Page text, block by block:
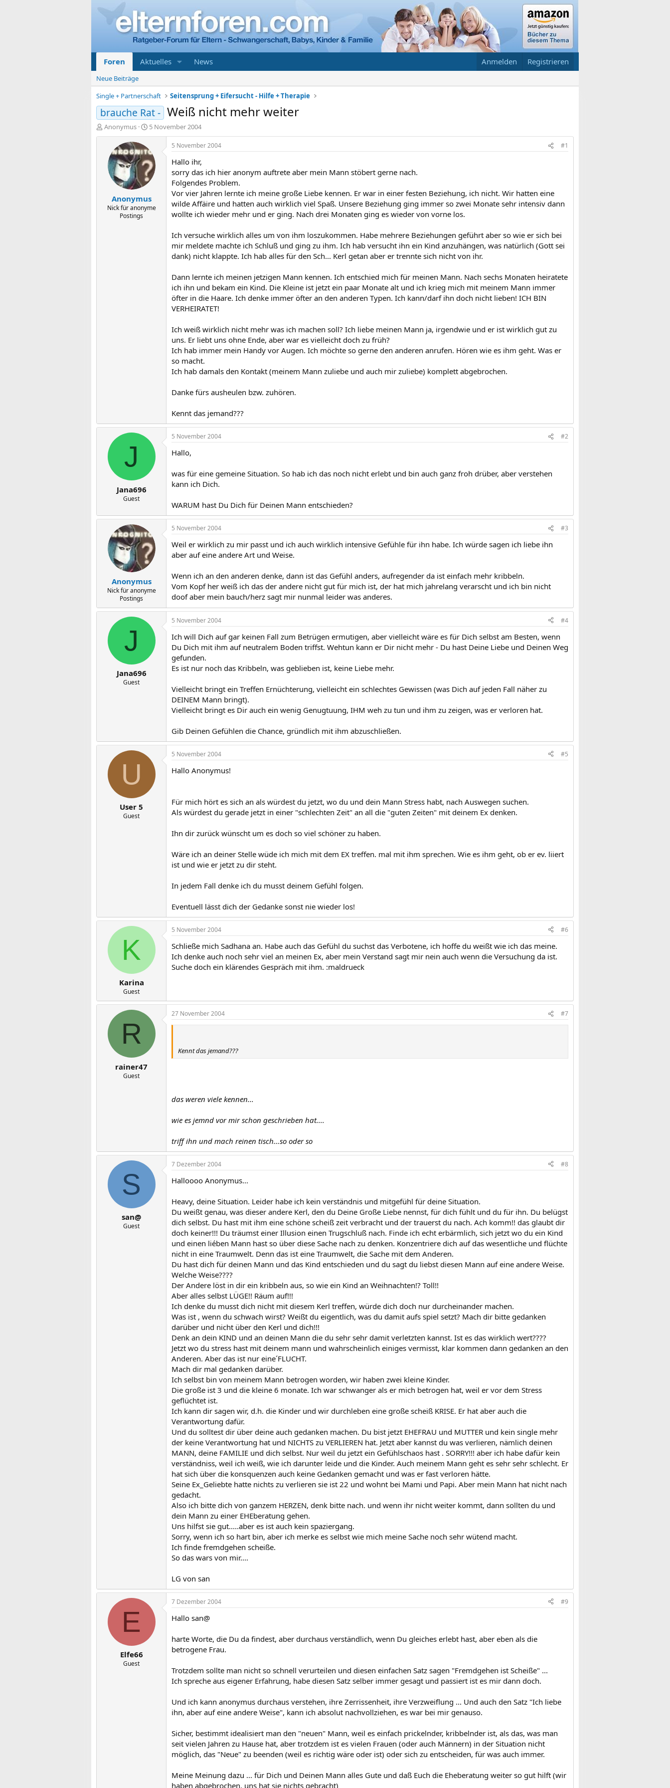
Foren Aktuelles News Anmelden Registrieren
Neue Beiträge
Single + Partnerschaft
Seitensprung + Eifersucht - Hilfe + Therapie
brauche Rat - Weiß nicht mehr weiter
E
r
Anonymus
E
r
t
e
l
l
a
m
5 November 2004
Anonymus
Nick für anonyme
Postings
5 November 2004 #1
Hallo ihr,
sorry das ich hier anonym auftrete aber mein Mann stöbert gerne nach.
Folgendes Problem.
Vor vier Jahren lernte ich meine große Liebe kennen. Er war in einer festen Beziehung, ich nicht. Wir hatten eine
wilde Affäire und hatten auch wirklich viel Spaß. Unsere Beziehung ging immer so zwei Monate sehr intensiv dann
wollte ich wieder mehr und er ging. Nach drei Monaten ging es wieder von vorne los.
Ich versuche wirklich alles um von ihm loszukommen. Habe mehrere Beziehungen geführt aber so wie er sich bei
mir meldete machte ich Schluß und ging zu ihm. Ich hab versucht ihn ein Kind anzuhängen, was natürlich (Gott sei
dank) nicht klappte. Ich hab alles für den Sch... Kerl getan aber er trennte sich nicht von ihr.
Dann lernte ich meinen jetzigen Mann kennen. Ich entschied mich für meinen Mann. Nach sechs Monaten heiratete
ich ihn und bekam ein Kind. Die Kleine ist jetzt ein paar Monate alt und ich krieg mich mit meinem Mann immer
öfter in die Haare. Ich denke immer öfter an den anderen Typen. Ich kann/darf ihn doch nicht lieben! ICH BIN
VERHEIRATET!
Ich weiß wirklich nicht mehr was ich machen soll? Ich liebe meinen Mann ja, irgendwie und er ist wirklich gut zu
uns. Er liebt uns ohne Ende, aber war es vielleicht doch zu früh?
Ich hab immer mein Handy vor Augen. Ich möchte so gerne den anderen anrufen. Hören wie es ihm geht. Was er
so macht.
Ich hab damals den Kontakt (meinem Mann zuliebe und auch mir zuliebe) komplett abgebrochen.
Danke fürs ausheulen bzw. zuhören.
Kennt das jemand???
J
Jana696
Guest
5 November 2004 #2
Hallo,
was für eine gemeine Situation. So hab ich das noch nicht erlebt und bin auch ganz froh drüber, aber verstehen
kann ich Dich.
WARUM hast Du Dich für Deinen Mann entschieden?
Anonymus
Nick für anonyme
Postings
5 November 2004 #3
Weil er wirklich zu mir passt und ich auch wirklich intensive Gefühle für ihn habe. Ich würde sagen ich liebe ihn
aber auf eine andere Art und Weise.
Wenn ich an den anderen denke, dann ist das Gefühl anders, aufregender da ist einfach mehr kribbeln.
Vom Kopf her weiß ich das der andere nicht gut für mich ist, der hat mich jahrelang verarscht und ich bin nicht
doof aber mein bauch/herz sagt mir nunmal leider was anderes.
J
Jana696
Guest
5 November 2004 #4
Ich will Dich auf gar keinen Fall zum Betrügen ermutigen, aber vielleicht wäre es für Dich selbst am Besten, wenn
Du Dich mit ihm auf neutralem Boden triffst. Wehtun kann er Dir nicht mehr - Du hast Deine Liebe und Deinen Weg
gefunden.
Es ist nur noch das Kribbeln, was geblieben ist, keine Liebe mehr.
Vielleicht bringt ein Treffen Ernüchterung, vielleicht ein schlechtes Gewissen (was Dich auf jeden Fall näher zu
DEINEM Mann bringt).
Vielleicht bringt es Dir auch ein wenig Genugtuung, IHM weh zu tun und ihm zu zeigen, was er verloren hat.
Gib Deinen Gefühlen die Chance, gründlich mit ihm abzuschließen.
U
User 5
Guest
5 November 2004 #5
Hallo Anonymus!
Für mich hört es sich an als würdest du jetzt, wo du und dein Mann Stress habt, nach Auswegen suchen.
Als würdest du gerade jetzt in einer "schlechten Zeit" an all die "guten Zeiten" mit deinem Ex denken.
Ihn dir zurück wünscht um es doch so viel schöner zu haben.
Wäre ich an deiner Stelle wüde ich mich mit dem EX treffen. mal mit ihm sprechen. Wie es ihm geht, ob er ev. liiert
ist und wie er jetzt zu dir steht.
In jedem Fall denke ich du musst deinem Gefühl folgen.
Eventuell lässt dich der Gedanke sonst nie wieder los!
K
Karina
Guest
5 November 2004 #6
Schließe mich Sadhana an. Habe auch das Gefühl du suchst das Verbotene, ich hoffe du weißt wie ich das meine.
Ich denke auch noch sehr viel an meinen Ex, aber mein Verstand sagt mir nein auch wenn die Versuchung da ist.
Suche doch ein klärendes Gespräch mit ihm. :maldrueck
R
rainer47
Guest
27 November 2004 #7
Kennt das jemand???
das weren viele kennen...
wie es jemnd vor mir schon geschrieben hat....
triff ihn und mach reinen tisch...so oder so
S
san@
Guest
7 Dezember 2004 #8
Halloooo Anonymus...
Heavy, deine Situation. Leider habe ich kein verständnis und mitgefühl für deine Situation.
Du weißt genau, was dieser andere Kerl, den du Deine Große Liebe nennst, für dich fühlt und du für ihn. Du belügst
dich selbst. Du hast mit ihm eine schöne scheiß zeit verbracht und der trauerst du nach. Ach komm!! das glaubt dir
doch keiner!!! Du träumst einer Illusion einen Trugschluß nach. Finde ich echt erbärmlich, sich jetzt wo du ein Kind
und einen liében Mann hast so über diese Sache nach zu denken. Konzentriere dich auf das wesentliche und flüchte
nicht in eine Traumwelt. Denn das ist eine Traumwelt, die Sache mit dem Anderen.
Du hast dich für deinen Mann und das Kind entschieden und du sagt du liebst diesen Mann auf eine andere Weise.
Welche Weise????
Der Andere löst in dir ein kribbeln aus, so wie ein Kind an Weihnachten!? Toll!!
Aber alles selbst LÜGE!! Räum auf!!!
Ich denke du musst dich nicht mit diesem Kerl treffen, würde dich doch nur durcheinander machen.
Was ist , wenn du schwach wirst? Weißt du eigentlich, was du damit aufs spiel setzt? Mach dir bitte gedanken
darüber und nicht über den Kerl und dich!!!
Denk an dein KIND und an deinen Mann die du sehr sehr damit verletzten kannst. Ist es das wirklich wert????
Jetzt wo du stress hast mit deinem mann und wahrscheinlich einiges vermisst, klar kommen dann gedanken an den
Anderen. Aber das ist nur eine´FLUCHT.
Mach dir mal gedanken darüber.
Ich selbst bin von meinem Mann betrogen worden, wir haben zwei kleine Kinder.
Die große ist 3 und die kleine 6 monate. Ich war schwanger als er mich betrogen hat, weil er vor dem Stress
geflüchtet ist.
Ich kann dir sagen wir, d.h. die Kinder und wir durchleben eine große scheiß KRISE. Er hat aber auch die
Verantwortung dafür.
Und du solltest dir über deine auch gedanken machen. Du bist jetzt EHEFRAU und MUTTER und kein single mehr
der keine Verantwortung hat und NICHTS zu VERLIEREN hat. Jetzt aber kannst du was verlieren, nämlich deinen
MANN, deine FAMILIE und dich selbst. Nur weil du jetzt ein Gefühlschaos hast . SORRY!!! aber ich habe dafür kein
verständniss, weil ich weiß, wie ich darunter leide und die Kinder. Auch meinem Mann geht es sehr sehr schlecht. Er
hat sich über die konsquenzen auch keine Gedanken gemacht und was er fast verloren hätte.
Seine Ex_Geliebte hatte nichts zu verlieren sie ist 22 und wohnt bei Mami und Papi. Aber mein Mann hat nicht nach
gedacht.
Also ich bitte dich von ganzem HERZEN, denk bitte nach. und wenn ihr nicht weiter kommt, dann sollten du und
dein Mann zu einer EHEberatung gehen.
Uns hilfst sie gut.....aber es ist auch kein spaziergang.
Sorry, wenn ich so hart bin, aber ich merke es selbst wie mich meine Sache noch sehr wütend macht.
Ich finde fremdgehen scheiße.
So das wars von mir....
LG von san
E
Elfe66
Guest
7 Dezember 2004 #9
Hallo san@
harte Worte, die Du da findest, aber durchaus verständlich, wenn Du gleiches erlebt hast, aber eben als die
betrogene Frau.
Trotzdem sollte man nicht so schnell verurteilen und diesen einfachen Satz sagen "Fremdgehen ist Scheiße" ...
Ich spreche aus eigener Erfahrung, habe diesen Satz selber immer gesagt und passiert ist es mir dann doch.
Und ich kann anonymus durchaus verstehen, ihre Zerrissenheit, ihre Verzweiflung ... Und auch den Satz "Ich liebe
ihn, aber auf eine andere Weise", kann ich absolut nachvollziehen, es war bei mir genauso.
Sicher, bestimmt idealisiert man den "neuen" Mann, weil es einfach prickelnder, kribbelnder ist, als das, was man
seit vielen Jahren zu Hause hat, aber trotzdem ist es vielen Frauen (oder auch Männern) in der Situation nicht
möglich, das "Neue" zu beenden (weil es richtig wäre oder ist) oder sich zu entscheiden, für was auch immer.
Meine Meinung dazu ... für Dich und Deinen Mann alles Gute und daß Euch die Eheberatung weiter so gut hilft (wir
haben abgebrochen, uns hat sie nichts gebracht)